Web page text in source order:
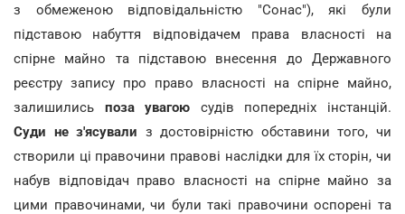
з обмеженою відповідальністю "Сонас"), які були
підставою набуття відповідачем права власності на
спірне майно та підставою внесення до Державного
реєстру запису про право власності на спірне майно,
залишились поза увагою судів попередніх інстанцій.
Суди не з'ясували з достовірністю обставини того, чи
створили ці правочини правові наслідки для їх сторін, чи
набув відповідач право власності на спірне майно за
цими правочинами, чи були такі правочини оспорені та